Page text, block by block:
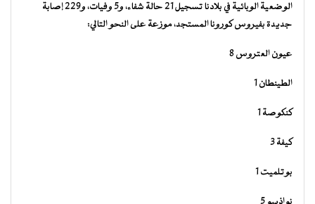
الوضعية الوبائية في بلادنا تسجيل 21 حالة شفاء، و5 وفيات، و229 إصابة
جديدة بفيروس كورونا المستجد، موزعة على النحو التالي:
عيون العتروس 8
الطينطان 1
كنكوصة 1
كيفة 3
بوتلميت 1